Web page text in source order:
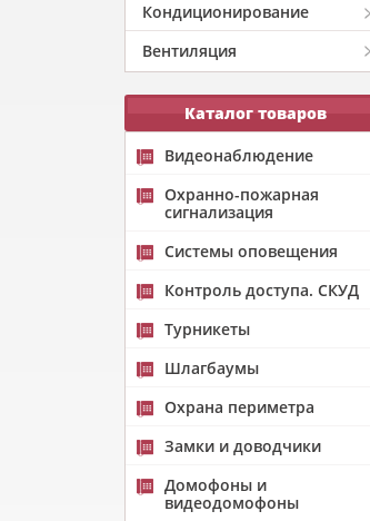
Кондиционирование
Вентиляция
Каталог товаров
Видеонаблюдение
Охранно-пожарная
сигнализация
Системы оповещения
Контроль доступа. СКУД
Турникеты
Шлагбаумы
Охрана периметра
Замки и доводчики
Домофоны и
видеодомофоны